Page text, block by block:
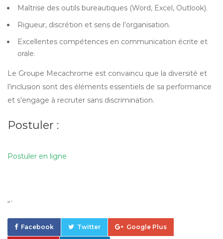
Maîtrise des outils bureautiques (Word, Excel, Outlook).
Rigueur, discrétion et sens de l’organisation.
Excellentes compétences en communication écrite et
orale.
Le Groupe Mecachrome est convaincu que la diversité et
l’inclusion sont des éléments essentiels de sa performance
et s’engage à recruter sans discrimination.
Postuler :
Postuler en ligne
“`
Facebook Twitter Google Plus